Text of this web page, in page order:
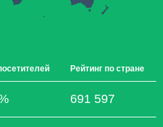
Рейтинг по стране
691 597